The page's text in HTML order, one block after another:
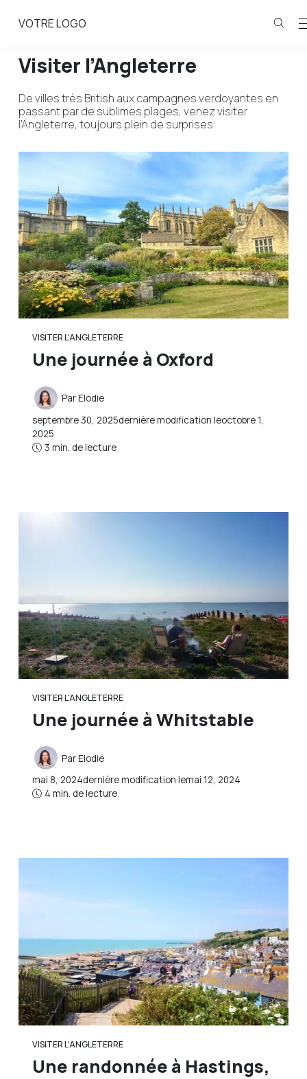
VOTRE LOGO
Visiter l’Angleterre
De villes très British aux campagnes verdoyantes en
passant par de sublimes plages, venez visiter
l’Angleterre, toujours plein de surprises.
VISITER L'ANGLETERRE
Une journée à Oxford
ParElodie
septembre 30, 2025dernière modification leoctobre 1,
2025
3 min. de lecture
VISITER L'ANGLETERRE
Une journée à Whitstable
ParElodie
mai 8, 2024dernière modification lemai 12, 2024
4 min. de lecture
VISITER L'ANGLETERRE
Une randonnée à Hastings,